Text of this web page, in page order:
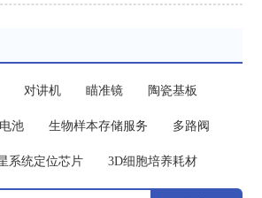
对讲机 瞄准镜 陶瓷基板
池 生物样本存储服务 多路阀
系统定位芯片 3D细胞培养耗材